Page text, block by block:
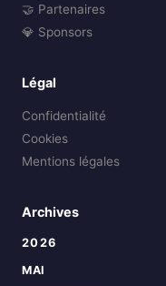
🤝 Partenaires
💎 Sponsors
Légal
Confidentialité
Cookies
Mentions légales
Archives
2026
MAI